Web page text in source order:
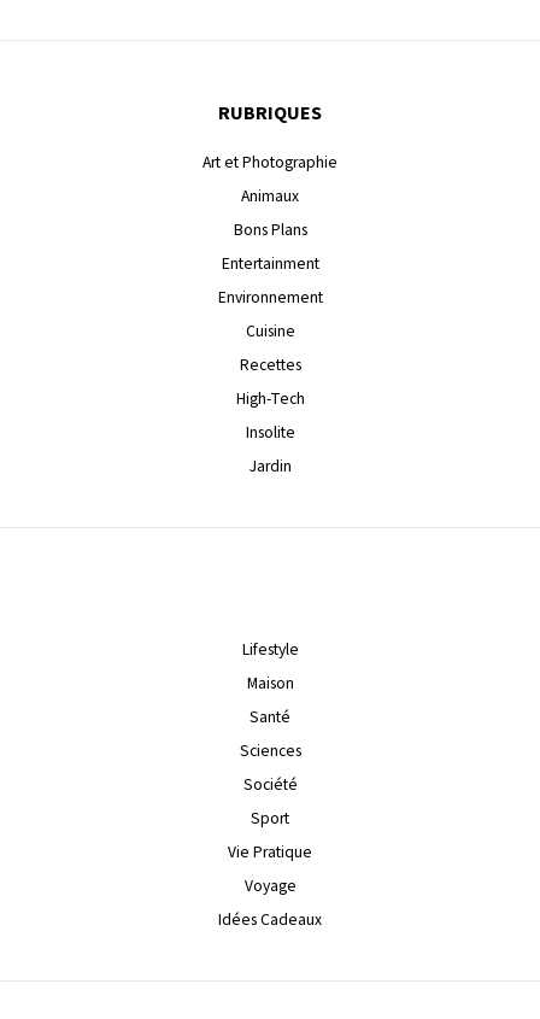
RUBRIQUES
Art et Photographie
Animaux
Bons Plans
Entertainment
Environnement
Cuisine
Recettes
High-Tech
Insolite
Jardin
Lifestyle
Maison
Santé
Sciences
Société
Sport
Vie Pratique
Voyage
Idées Cadeaux